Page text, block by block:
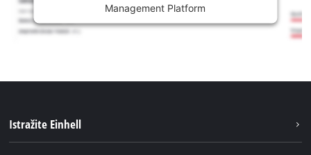
Management Platform
Istražite Einhell